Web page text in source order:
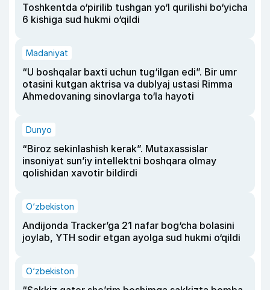
Toshkentda o‘pirilib tushgan yo‘l qurilishi bo‘yicha
6 kishiga sud hukmi o‘qildi
Madaniyat
“U boshqalar baxti uchun tug‘ilgan edi”. Bir umr
otasini kutgan aktrisa va dublyaj ustasi Rimma
Ahmedovaning sinovlarga to‘la hayoti
Dunyo
“Biroz sekinlashish kerak”. Mutaxassislar
insoniyat sun’iy intellektni boshqara olmay
qolishidan xavotir bildirdi
O‘zbekiston
Andijonda Tracker’ga 21 nafar bog‘cha bolasini
joylab, YTH sodir etgan ayolga sud hukmi o‘qildi
O‘zbekiston